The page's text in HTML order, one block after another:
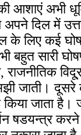
आशाएं अभी
अपने दिल में
के लिए कई
बहुत सारी
जाती। दूसरे
जाता है।
षडयन्त्र करने